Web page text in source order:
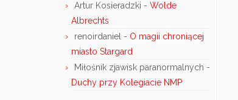
Artur Kosieradzki - Wolde
Albrechts
renoirdaniel - O magii chroniącej
miasto Stargard
Miłośnik zjawisk paranormalnych -
Duchy przy Kolegiacie NMP